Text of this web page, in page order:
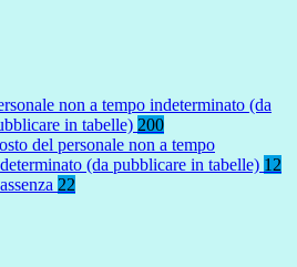
non a tempo indeterminato (da
in tabelle) 200
del personale non a tempo
(da pubblicare in tabelle) 12
22